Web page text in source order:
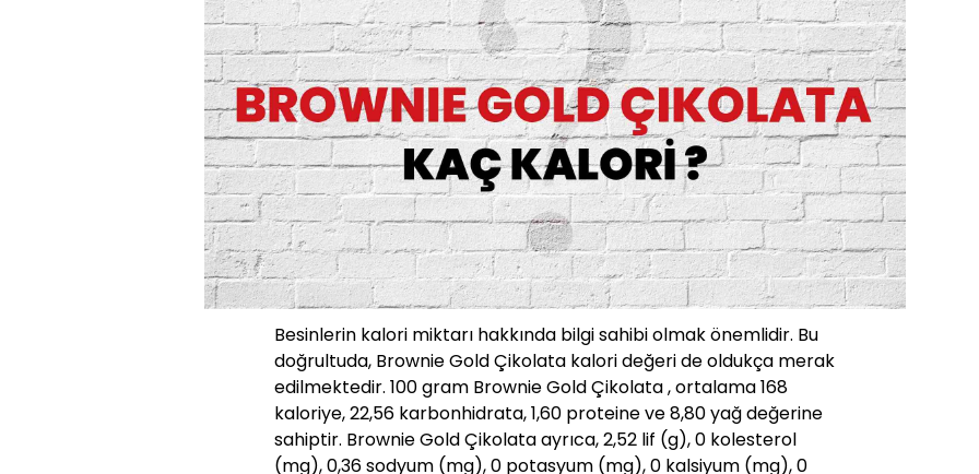
Besinlerin kalori miktarı hakkında bilgi sahibi olmak önemlidir. Bu
doğrultuda, Brownie Gold Çikolata kalori değeri de oldukça merak
edilmektedir. 100 gram Brownie Gold Çikolata , ortalama 168
kaloriye, 22,56 karbonhidrata, 1,60 proteine ve 8,80 yağ değerine
sahiptir. Brownie Gold Çikolata ayrıca, 2,52 lif (g), 0 kolesterol
(mg), 0,36 sodyum (mg), 0 potasyum (mg), 0 kalsiyum (mg), 0